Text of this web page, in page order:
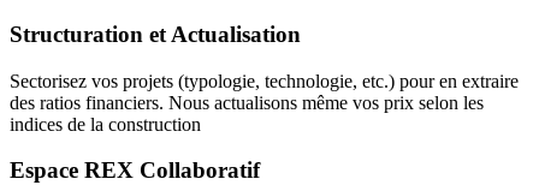
Structuration et Actualisation
Sectorisez vos projets (typologie, technologie, etc.) pour en extraire
des ratios financiers. Nous actualisons même vos prix selon les
indices de la construction
Espace REX Collaboratif